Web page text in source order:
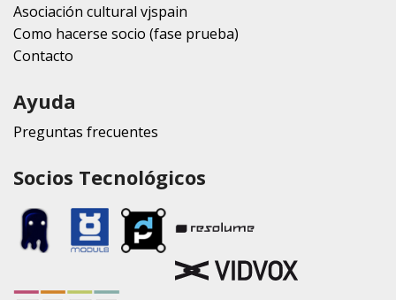
Asociación cultural vjspain
Como hacerse socio (fase prueba)
Contacto
Ayuda
Preguntas frecuentes
Socios Tecnológicos